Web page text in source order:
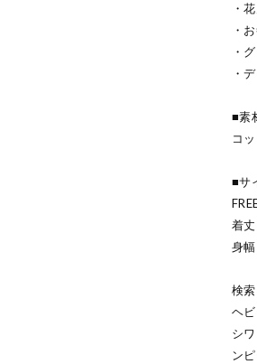
・
・
・
・
■素
コ
■サ
着
身
検
ヘ
シ
ン